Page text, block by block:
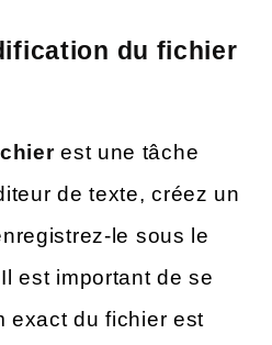
du fichier
est une tâche
de texte, créez un
le sous le
est important de se
exact du fichier est